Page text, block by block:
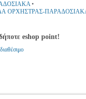
•
ΟΡΧΗΣΤΡΑΣ-
eshop point!